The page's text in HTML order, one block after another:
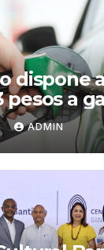
dispone
pesos a
y regular
ADMIN